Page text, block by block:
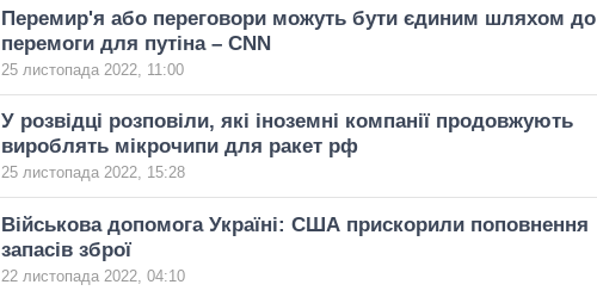
Перемир'я або переговори можуть бути єдиним шляхом до
перемоги для путіна – CNN
25 листопада 2022, 11:00
У розвідці розповіли, які іноземні компанії продовжують
вироблять мікрочипи для ракет рф
25 листопада 2022, 15:28
Військова допомога Україні: США прискорили поповнення
запасів зброї
22 листопада 2022, 04:10